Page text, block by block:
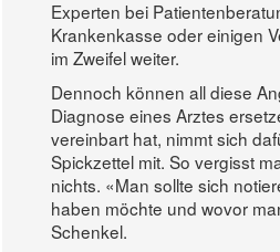
Experten bei
Krankenkasse oder einigen
im Zweifel weiter.
Dennoch können all diese
Diagnose eines Arztes
vereinbart hat, nimmt sich
Spickzettel mit. So vergisst
nichts. «Man sollte sich
haben möchte und wovor
Schenkel.